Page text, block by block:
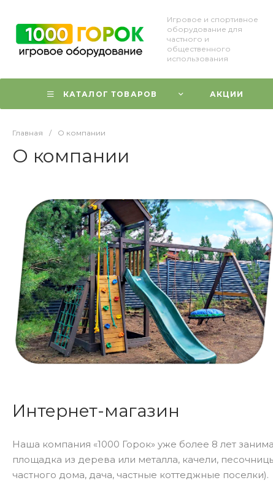
Игровое и спортивное
оборудование для
частного и
общественного
использования
КАТАЛОГ ТОВАРОВ АКЦИИ
Главная / О компании
О компании
Интернет-магазин
Наша компания «1000 Горок» уже более 8 лет
площадка из дерева или металла, качели,
частного дома, дача, частные коттеджные поселки).